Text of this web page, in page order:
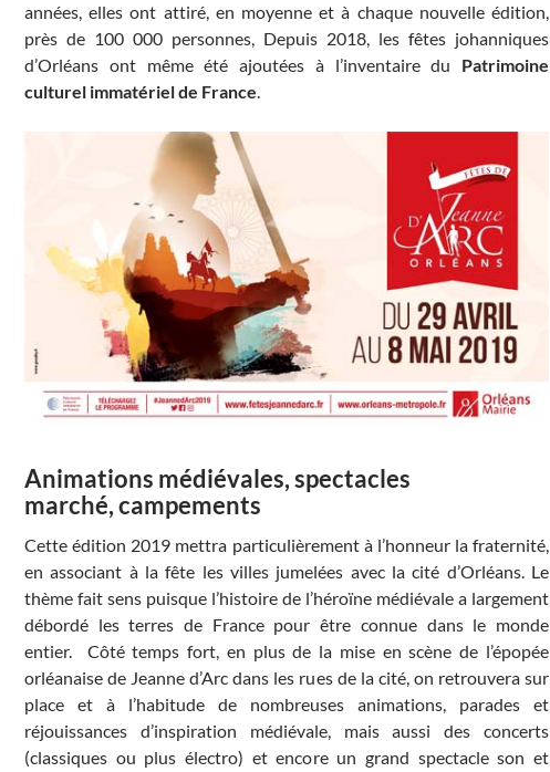
années, elles ont attiré, en moyenne et à chaque nouvelle édition,
près de 100 000 personnes, Depuis 2018, les fêtes johanniques
d’Orléans ont même été ajoutées à l’inventaire du Patrimoine
culturel immatériel de France.
Animations médiévales, spectacles
marché, campements
Cette édition 2019 mettra particulièrement à l’honneur la fraternité,
en associant à la fête les villes jumelées avec la cité d’Orléans. Le
thème fait sens puisque l’histoire de l’héroïne médiévale a largement
débordé les terres de France pour être connue dans le monde
entier. Côté temps fort, en plus de la mise en scène de l’épopée
orléanaise de Jeanne d’Arc dans les rues de la cité, on retrouvera sur
place et à l’habitude de nombreuses animations, parades et
réjouissances d’inspiration médiévale, mais aussi des concerts
(classiques ou plus électro) et encore un grand spectacle son et